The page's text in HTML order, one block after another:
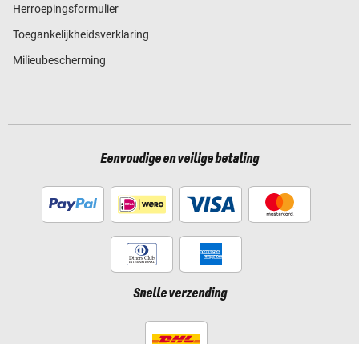
Herroepingsformulier
Toegankelijkheidsverklaring
Milieubescherming
Eenvoudige en veilige betaling
Snelle verzending